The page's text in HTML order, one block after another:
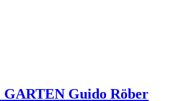
Guido Röber